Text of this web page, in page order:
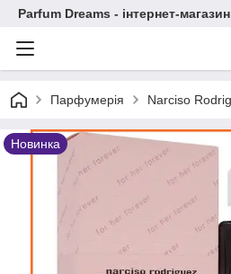
Parfum Dreams - інтернет-
Парфумерія Narciso
Новинка